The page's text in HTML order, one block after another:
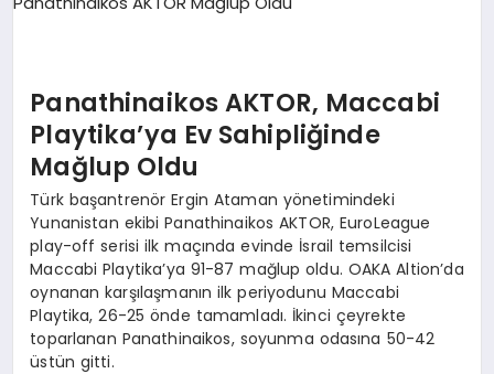
Panathinaikos AKTOR, Maccabi
Playtika’ya Ev Sahipliğinde
Mağlup Oldu
Türk başantrenör Ergin Ataman yönetimindeki
Yunanistan ekibi Panathinaikos AKTOR, EuroLeague
play-off serisi ilk maçında evinde İsrail temsilcisi
Maccabi Playtika’ya 91-87 mağlup oldu. OAKA Altion’da
oynanan karşılaşmanın ilk periyodunu Maccabi
Playtika, 26-25 önde tamamladı. İkinci çeyrekte
toparlanan Panathinaikos, soyunma odasına 50-42
üstün gitti.